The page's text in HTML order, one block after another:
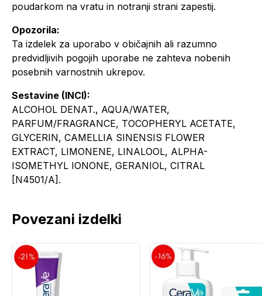
poudarkom na vratu in notranji strani zapestij.
Opozorila:
Ta izdelek za uporabo v običajnih ali razumno
predvidljivih pogojih uporabe ne zahteva nobenih
posebnih varnostnih ukrepov.
Sestavine (INCI):
ALCOHOL DENAT., AQUA/WATER,
PARFUM/FRAGRANCE, TOCOPHERYL ACETATE,
GLYCERIN, CAMELLIA SINENSIS FLOWER
EXTRACT, LIMONENE, LINALOOL, ALPHA-
ISOMETHYL IONONE, GERANIOL, CITRAL
[N4501/A].
Povezani izdelki